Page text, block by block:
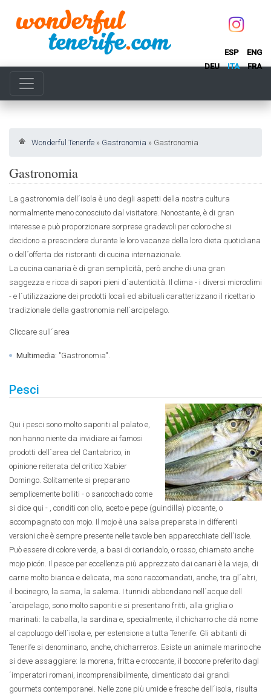
ESP
ENG
DEU
ITA FRA
Wonderful Tenerife » Gastronomia » Gastronomia
Gastronomia
La gastronomia dell´isola è uno degli aspetti della nostra cultura
normalmente meno conosciuto dal visitatore. Nonostante, è di gran
interesse e può proporzionare sorprese gradevoli per coloro che si
decidono a prescindere durante le loro vacanze della loro dieta quotidiana
o dell´offerta dei ristoranti di cucina internazionale.
La cucina canaria è di gran semplicità, però anche di una gran
saggezza e ricca di sapori pieni d´autenticità. Il clima - i diversi microclimi
- e l´utilizzazione dei prodotti locali ed abituali caratterizzano il ricettario
tradizionale della gastronomia nell´arcipelago.
Cliccare sull´area
Multimedia: "Gastronomia".
Pesci
Qui i pesci sono molto saporiti al palato e,
non hanno niente da invidiare ai famosi
prodotti dell´area del Cantabrico, in
opinione reiterata del critico Xabier
Domingo. Solitamente si preparano
semplicemente bolliti - o sancochado come
si dice qui - , conditi con olio, aceto e pepe (guindilla) piccante, o
accompagnato con mojo. Il mojo è una salsa preparata in differenti
versioni che è sempre presente nelle tavole ben apparecchiate dell´isole.
Può essere di colore verde, a basi di coriandolo, o rosso, chiamato anche
mojo picón. Il pesce per eccellenza più apprezzato dai canari è la vieja, di
carne molto bianca e delicata, ma sono raccomandati, anche, tra gl´altri,
il bocinegro, la sama, la salema. I tunnidi abbondano nell´acque dell
´arcipelago, sono molto saporiti e si presentano fritti, alla griglia o
marinati: la caballa, la sardina e, specialmente, il chicharro che dà nome
al capoluogo dell´isola e, per estensione a tutta Tenerife. Gli abitanti di
Tenerife si denominano, anche, chicharreros. Esiste un animale marino che
si deve assaggiare: la morena, fritta e croccante, il boccone preferito dagl
´imperatori romani, incomprensibilmente, dimenticato dai grandi
gourmets contemporanei. Nelle zone più umide e fresche dell´isola, risulta